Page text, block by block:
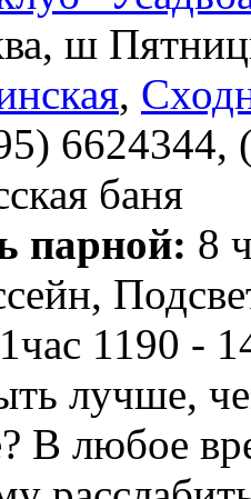
ш
,
6624344,
баня
парной: 8
1час 1190 -
лучше,
В любое